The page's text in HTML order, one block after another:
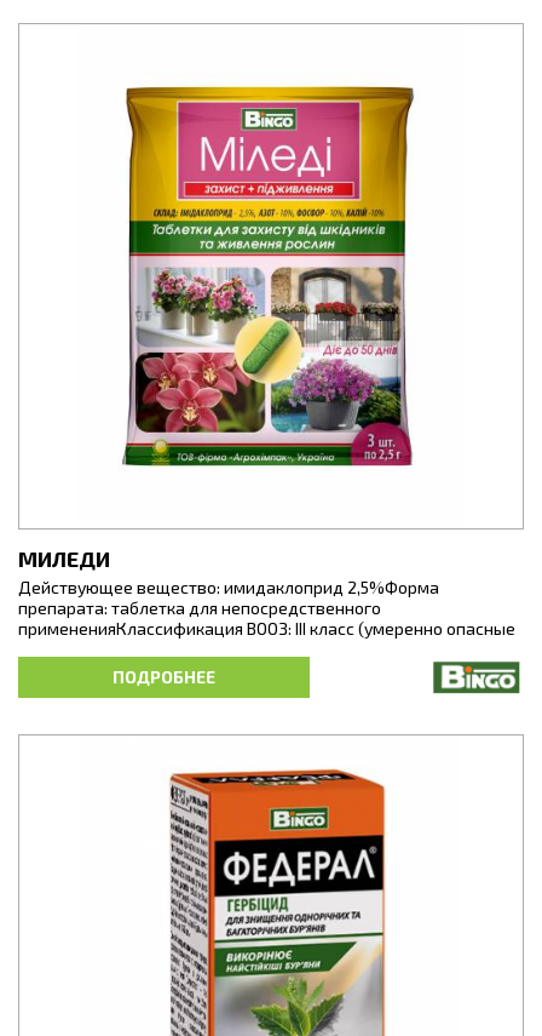
МИЛЕДИ
Действующее вещество: имидаклоприд 2,5%Форма
препарата: таблетка для непосредственного
примененияКлассификация ВООЗ: III класс (умеренно опасные
Миледи - контактно-системный инсектицид с
декоративных растений закрытого грунта от комплекса
ПОДРОБНЕЕ